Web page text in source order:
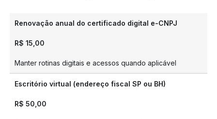
Renovação anual do certificado digital e-CNPJ
R$ 15,00
Manter rotinas digitais e acessos quando aplicável
Escritório virtual (endereço fiscal SP ou BH)
R$ 50,00